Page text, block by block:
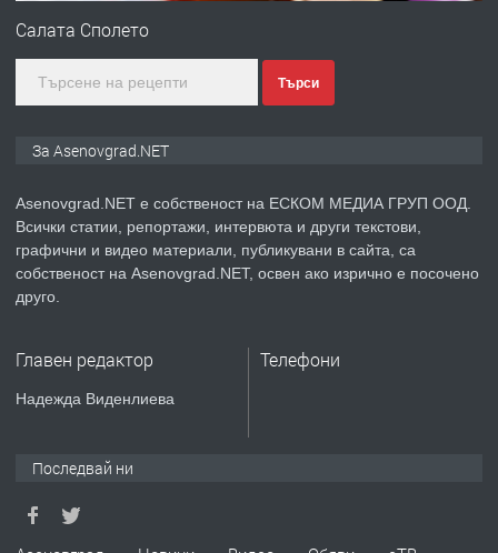
преди 2 години
ПРЕДЛАГА
Давам индивидуалани уроци по
ремонт на покриви
Салата Сполето
Търси
За Asenovgrad.NET
Asenovgrad.NET е собственост на ЕСКОМ МЕДИА ГРУП ООД.
Всички статии, репортажи, интервюта и други текстови,
графични и видео материали, публикувани в сайта, са
собственост на Asenovgrad.NET, освен ако изрично е посочено
друго.
Главен редактор
Надежда Виденлиева
Телефони
Последвай ни